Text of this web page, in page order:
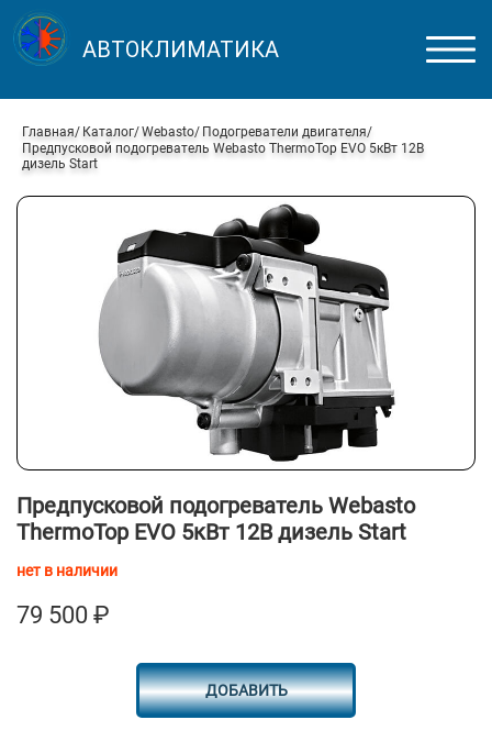
АВТОКЛИМАТИКА
Главная Каталог Webasto
Подогреватели двигателя
Предпусковой подогреватель Webasto ThermoTop EVO 5кВт 12В
дизель Start
Предпусковой подогреватель Webasto
ThermoTop EVO 5кВт 12В дизель Start
нет в наличии
79 500 ₽
ДОБАВИТЬ